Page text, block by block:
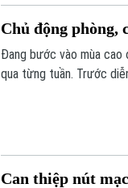
Chủ động phòng,
Đang bước vào mùa cao
qua từng tuần. Trước
Can thiệp nút